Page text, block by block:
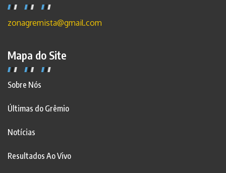
zonagremista@gmail.com
Mapa do Site
Sobre Nós
Últimas do Grêmio
Notícias
Resultados Ao Vivo